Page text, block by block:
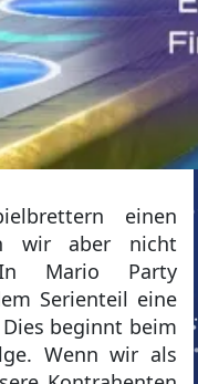
einen
wir aber nicht
In Mario Party
Serienteil eine
beginnt beim
Wenn wir als